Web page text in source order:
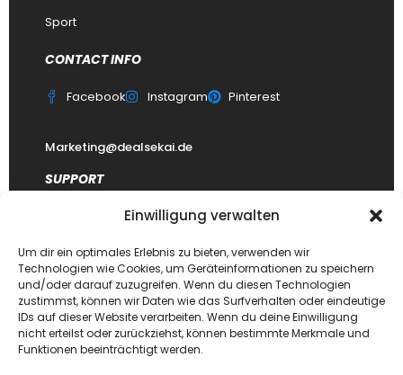
Einwilligung verwalten
Um dir ein optimales Erlebnis zu bieten, verwenden wir
Technologien wie Cookies, um Geräteinformationen zu speichern
und/oder darauf zuzugreifen. Wenn du diesen Technologien
zustimmst, können wir Daten wie das Surfverhalten oder eindeutige
IDs auf dieser Website verarbeiten. Wenn du deine Einwilligung
nicht erteilst oder zurückziehst, können bestimmte Merkmale und
Funktionen beeinträchtigt werden.
Sport
CONTACT INFO
Facebook Instagram Pinterest
Marketing@dealsekai.de
SUPPORT
datenschutzerklärung
Impressum
Haftungsausschluss
FAQ Dealsekai